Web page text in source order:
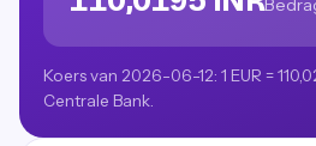
Koers van 2026-06-12: 1 EUR =
Centrale Bank.